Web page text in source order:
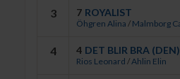
Debutanten Royalist
inledning.
3 7 ROYALIST
Öhgren Alina / Malmborg
4 4 DET BLIR BRA (DEN)
Rios Leonard / Ahlin Elin